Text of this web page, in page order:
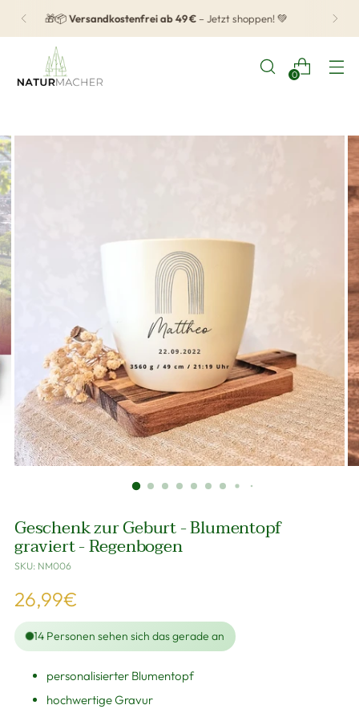
⭐4.8von 5Sternenbasierend auf 117 Bewertungen
0
Geschenk zur Geburt - Blumentopf
graviert - Regenbogen
SKU: NM006
Regulärer
Preis
26,99€
14 Personen sehen sich das gerade an
personalisierter Blumentopf
hochwertige Gravur